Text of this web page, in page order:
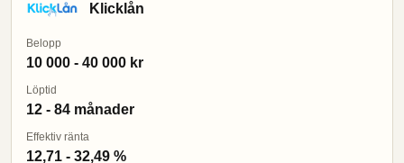
Klicklån
Belopp
10 000 - 40 000 kr
Löptid
12 - 84 månader
Effektiv ränta
12,71 - 32,49 %